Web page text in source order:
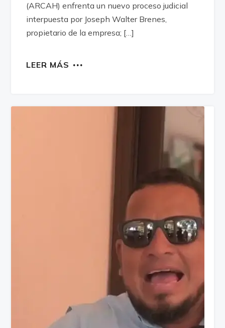
(ARCAH) enfrenta un nuevo proceso judicial
interpuesta por Joseph Walter Brenes,
propietario de la empresa; […]
LEER MÁS